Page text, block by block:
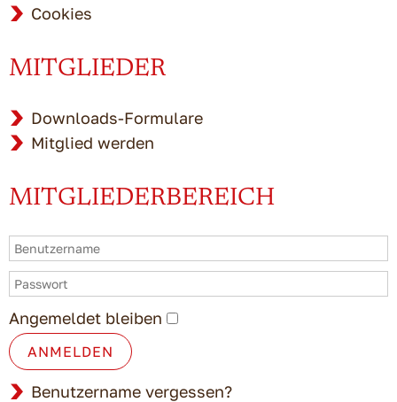
Cookies
MITGLIEDER
Downloads-Formulare
Mitglied werden
MITGLIEDERBEREICH
Angemeldet bleiben
ANMELDEN
Benutzername vergessen?